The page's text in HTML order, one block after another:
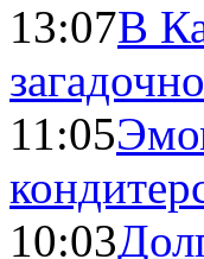
13:07В
11:05
10:03